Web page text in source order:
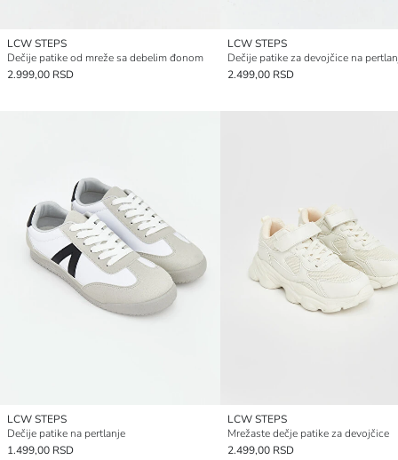
LCW STEPS
Dečije patike od mreže sa debelim đonom
2.999,00 RSD
LCW STEPS
2.499,00 RSD
LCW STEPS
Dečije patike na pertlanje
1.499,00 RSD
LCW STEPS
Mrežaste dečje patike za devojčice
2.499,00 RSD